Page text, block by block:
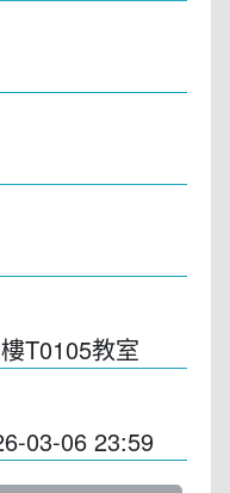
T0105教室
03-06 23:59